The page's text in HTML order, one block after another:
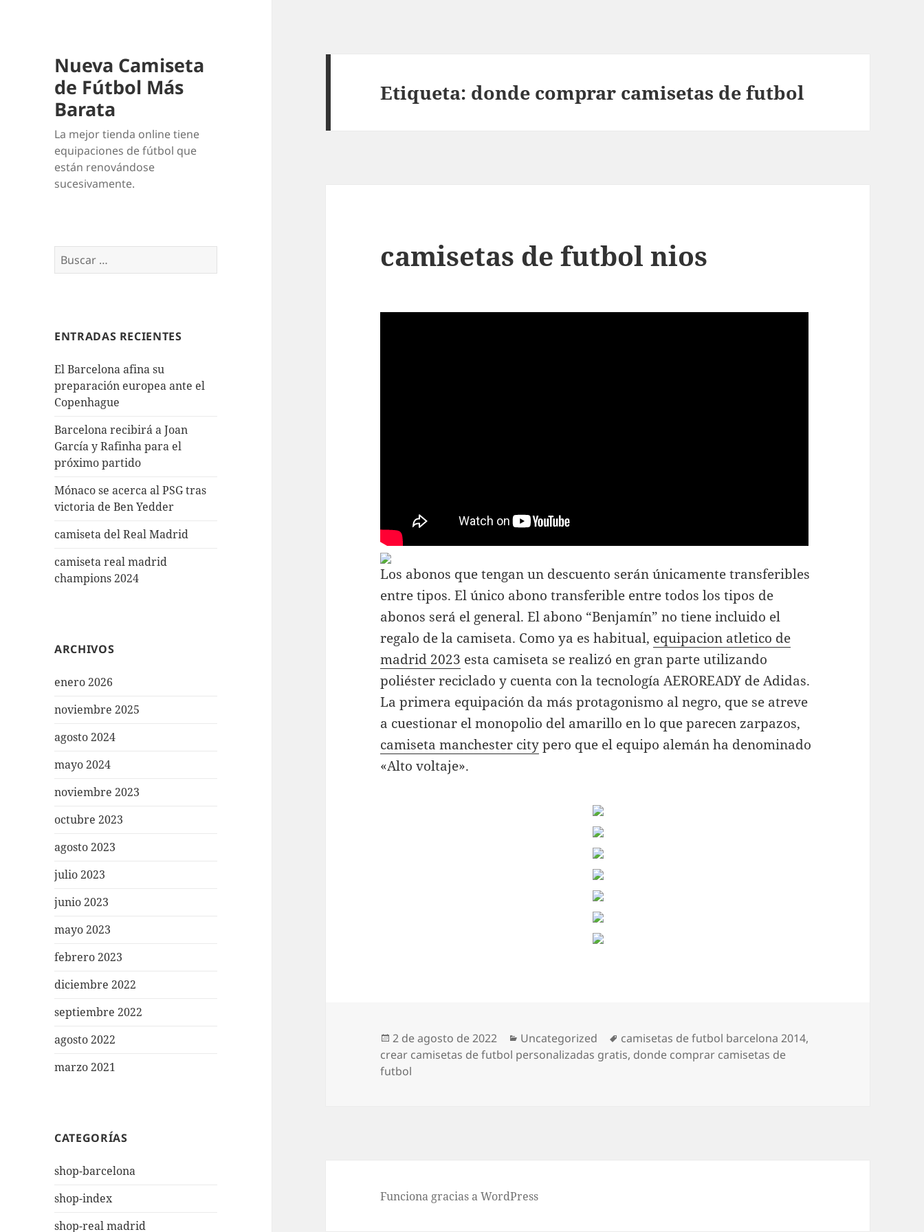
Nueva Camiseta
de Fútbol Más
Barata
La mejor tienda online tiene
equipaciones de fútbol que
están renovándose
sucesivamente.
Buscar:
ENTRADAS RECIENTES
El Barcelona afina su
preparación europea ante el
Copenhague
Barcelona recibirá a Joan
García y Rafinha para el
próximo partido
Mónaco se acerca al PSG tras
victoria de Ben Yedder
camiseta del Real Madrid
camiseta real madrid
champions 2024
ARCHIVOS
enero 2026
noviembre 2025
agosto 2024
mayo 2024
noviembre 2023
octubre 2023
agosto 2023
julio 2023
junio 2023
mayo 2023
febrero 2023
diciembre 2022
septiembre 2022
agosto 2022
marzo 2021
CATEGORÍAS
shop-barcelona
shop-index
shop-real madrid
Etiqueta: donde comprar camisetas de futbol
camisetas de futbol nios
Los abonos que tengan un descuento serán únicamente transferibles
entre tipos. El único abono transferible entre todos los tipos de
abonos será el general. El abono “Benjamín” no tiene incluido el
regalo de la camiseta. Como ya es habitual, equipacion atletico de
madrid 2023 esta camiseta se realizó en gran parte utilizando
poliéster reciclado y cuenta con la tecnología AEROREADY de Adidas.
La primera equipación da más protagonismo al negro, que se atreve
a cuestionar el monopolio del amarillo en lo que parecen zarpazos,
camiseta manchester citypero que el equipo alemán ha denominado
«Alto voltaje».
Publicado
el
2 de agosto de 2022 Categorías
Uncategorized Etiquetas
camisetas de futbol barcelona 2014,
crear camisetas de futbol personalizadas gratis, donde comprar camisetas de
futbol
Funciona gracias a WordPress